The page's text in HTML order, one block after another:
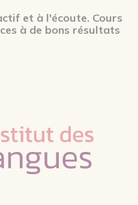
et à l'écoute. Cours
à de bons résultats